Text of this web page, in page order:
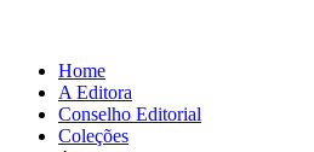
Home
A Editora
Conselho Editorial
Coleções